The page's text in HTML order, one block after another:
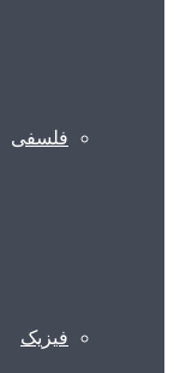
فلسفی
فیزیک